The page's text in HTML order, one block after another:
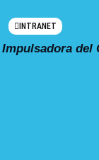
INTRANET